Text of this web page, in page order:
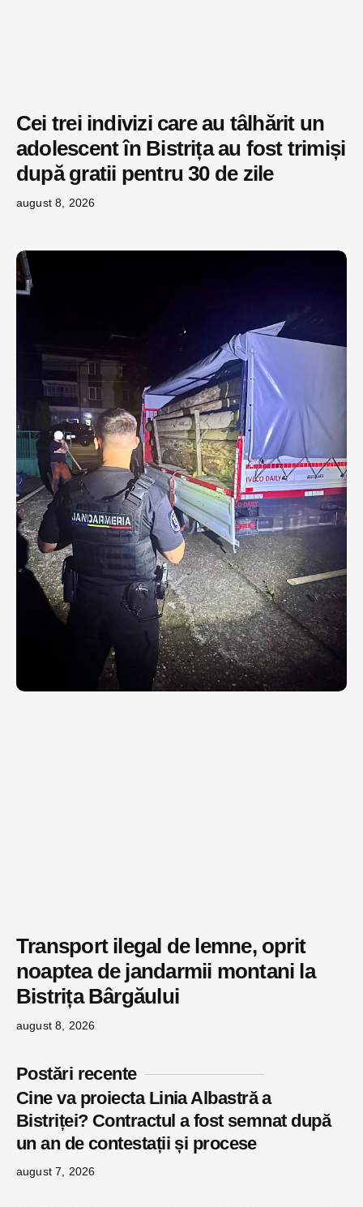
Cei trei indivizi care au tâlhărit un
adolescent în Bistrița au fost trimiși
după gratii pentru 30 de zile
august 8, 2026
Transport ilegal de lemne, oprit
noaptea de jandarmii montani la
Bistrița Bârgăului
august 8, 2026
Postări recente
Cine va proiecta Linia Albastră a
Bistriței? Contractul a fost semnat după
un an de contestații și procese
august 7, 2026